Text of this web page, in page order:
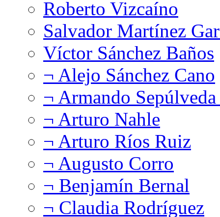
Roberto Vizcaíno
Salvador Martínez
Víctor Sánchez Baños
¬ Alejo Sánchez Cano
¬ Armando
¬ Arturo Nahle
¬ Arturo Ríos Ruiz
¬ Augusto Corro
¬ Benjamín Bernal
¬ Claudia Rodríguez